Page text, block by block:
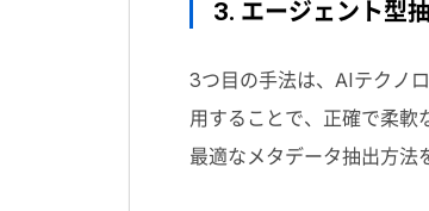
3. エージェント型
3つ目の手法は、 AIテクノ
用することで、正確で柔軟
最適なメタデータ抽出方法